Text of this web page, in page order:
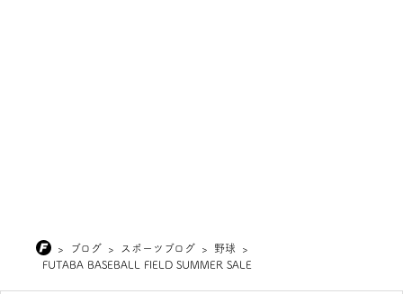
> ブログ > スポーツブログ > 野球
>
FUTABA BASEBALL FIELD SUMMER SALE